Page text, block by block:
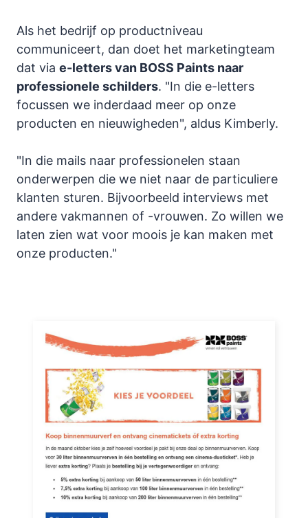
Als het bedrijf op productniveau
communiceert, dan doet het marketingteam
dat via e-letters van BOSS Paints naar
professionele schilders. "In die e-letters
focussen we inderdaad meer op onze
producten en nieuwigheden", aldus Kimberly.
"In die mails naar professionelen staan
onderwerpen die we niet naar de particuliere
klanten sturen. Bijvoorbeeld interviews met
andere vakmannen of -vrouwen. Zo willen we
laten zien wat voor moois je kan maken met
onze producten."